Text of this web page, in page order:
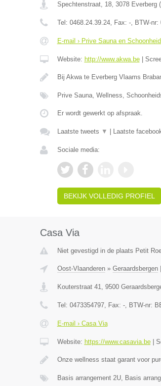
Spechtenstraat, 18, 3078 Everberg(
Tel: 0468.24.39.24, Fax: -, BTW-nr:
E-mail › Prive Sauna en
Website: http://www.akwa.be|
Bij Akwa te Everberg Vlaams
Prive Sauna, Wellness,
Er wordt gewerkt op afspraak.
Laatste tweets ▼ Laatste
Sociale media:
BEKIJK VOLLEDIG PROFIEL
Casa Via
Niet gevestigd in de plaats Petit
Oost-Vlaanderen» Geraardsbergen|
Kouterstraat 41, 9500
Tel: 0473354797, Fax: -, BTW-nr:
E-mail › Casa Via
Website: https://www.casavia.be|
Onze wellness staat garant voor
Basis arrangement 2U, Basis